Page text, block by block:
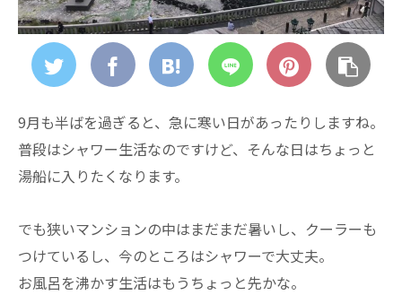
9月も半ばを過ぎると、急に寒い日があったりしますね。
普段はシャワー生活なのですけど、そんな日はちょっと
湯船に入りたくなります。
でも狭いマンションの中はまだまだ暑いし、クーラーも
つけているし、今のところはシャワーで大丈夫。
お風呂を沸かす生活はもうちょっと先かな。